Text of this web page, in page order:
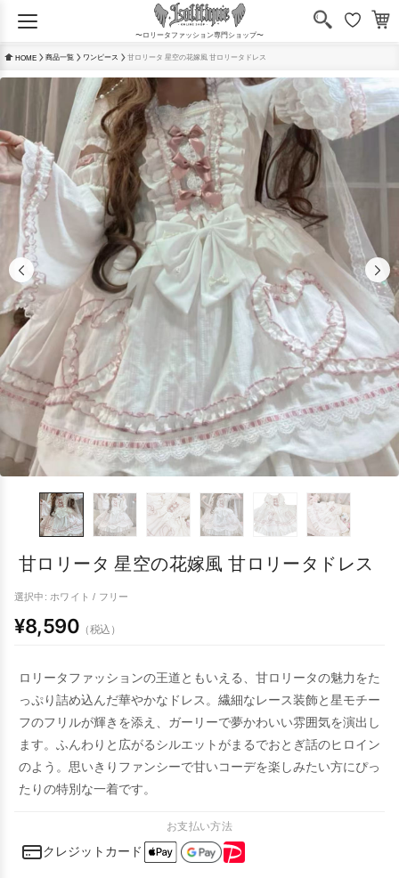
〜ロリータファッション専門ショップ〜
HOME 商品一覧 ワンピース 甘ロリータ 星空の花嫁風 甘ロリータドレス
甘ロリータ 星空の花嫁風 甘ロリータドレス
選択中: ホワイト / フリー
¥8,590 （税込）
ロリータファッションの王道ともいえる、甘ロリータの魅力をた
っぷり詰め込んだ華やかなドレス。繊細なレース装飾と星モチー
フのフリルが輝きを添え、ガーリーで夢かわいい雰囲気を演出し
ます。ふんわりと広がるシルエットがまるでおとぎ話のヒロイン
のよう。思いきりファンシーで甘いコーデを楽しみたい方にぴっ
たりの特別な一着です。
お支払い方法
クレジットカード